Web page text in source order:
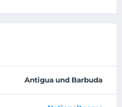
Antigua und Barbuda